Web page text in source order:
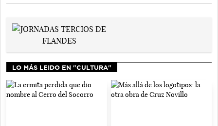
LO MÁS LEIDO EN "CULTURA"